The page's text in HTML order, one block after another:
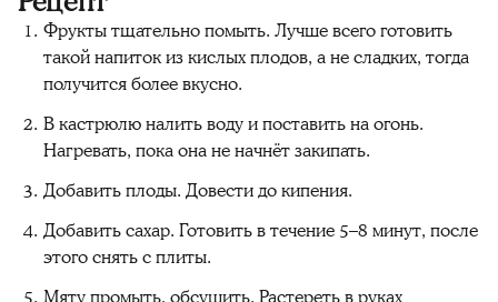
Фрукты тщательно помыть. Лучше всего готовить
такой напиток из кислых плодов, а не сладких, тогда
получится более вкусно.
В кастрюлю налить воду и поставить на огонь.
Нагревать, пока она не начнёт закипать.
Добавить плоды. Довести до кипения.
Добавить сахар. Готовить в течение 5–8 минут, после
этого снять с плиты.